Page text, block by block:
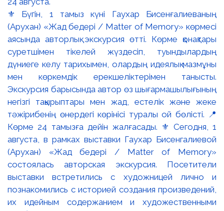
⚜️ Бүгін, 1 тамыз күні Гаухар Бисенғалиеваның
(Арухан) «Жад бедері / Matter of Memory» көрмесі
аясында авторлық экскурсия өтті. Көрме қонақтары
суретшімен тікелей жүздесіп, туындылардың
дүниеге келу тарихымен, олардың идеялық мазмұны
мен көркемдік ерекшеліктерімен танысты.
Экскурсия барысында автор өз шығармашылығының
негізгі тақырыптары мен жад, естелік және жеке
тәжірибенің өнердегі көрінісі туралы ой бөлісті. 📍
Көрме 24 тамызға дейін жалғасады. ⚜️ Сегодня, 1
августа, в рамках выставки Гаухар Бисенгалиевой
(Арухан) «Жад бедері / Matter of Memory»
состоялась авторская экскурсия. Посетители
выставки встретились с художницей лично и
познакомились с историей создания произведений,
их идейным содержанием и художественными